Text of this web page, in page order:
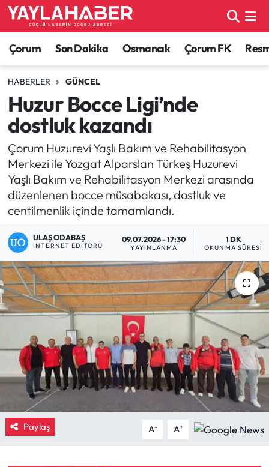
Çorum Son Dakika Osmancık Çorum FK
HABERLER GÜNCEL
Huzur Bocce Ligi’nde
dostluk kazandı
Çorum Huzurevi Yaşlı Bakım ve Rehabilitasyon
Merkezi ile Yozgat Alparslan Türkeş Huzurevi
Yaşlı Bakım ve Rehabilitasyon Merkezi arasında
düzenlenen bocce müsabakası, dostluk ve
centilmenlik içinde tamamlandı.
ULAŞ ODABAŞ
İNTERNET EDITÖRÜ
09.07.2026 - 17:30
YAYINLANMA
1 DK
OKUNMA SÜRESI
Paylaş A- A+
Alaca Haberleri
Bayat Haberleri
Bilgi - Keşfet Haberleri
Bilim ve Teknoloji
Boğazkale Haberleri
Çorum Haberleri
Dodurga Haberleri
Eğitim
Ekonomi
Güncel
İskilip Haberleri
Kargı Haberleri
Çorum Nöbetçi Eczaneler
Çorum Hava Durumu
Çorum Namaz Vakitleri
Çorum Trafik Yoğunluk Haritası
TFF 1.Lig Puan Durumu ve Fikstür
Tüm Manşetler
Haber Arşivi